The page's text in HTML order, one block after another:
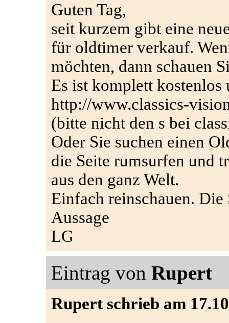
Guten Tag,
seit kurzem gibt eine
für oldtimer verkauf.
möchten, dann schauen
Es ist komplett kostenlos
http://www.classics-
(bitte nicht den s bei
Oder Sie suchen einen
die Seite rumsurfen und
aus den ganz Welt.
Einfach reinschauen.
Aussage
LG
Eintrag von Rupert
Rupert schrieb am